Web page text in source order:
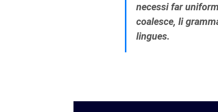
necessi far
coalesce, li
lingues.